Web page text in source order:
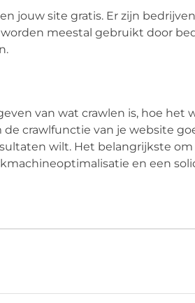
jouw site gratis. Er zijn
meestal gebruikt door
van wat crawlen is, hoe het
crawlfunctie van je website
wilt. Het belangrijkste
en een